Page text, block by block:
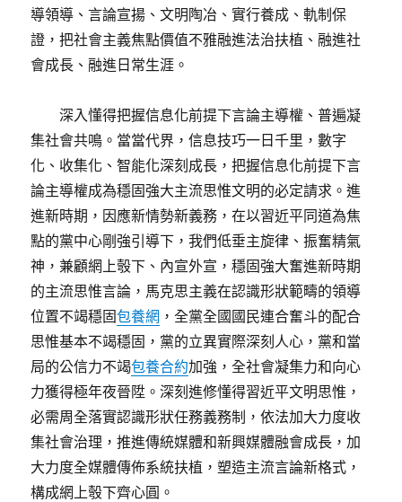
導領導、言論宣揚、文明陶冶、實行養成、軌制保
證，把社會主義焦點價值不雅融進法治扶植、融進社
會成長、融進日常生涯。
深入懂得把握信息化前提下言論主導權、普遍凝
集社會共鳴。當當代界，信息技巧一日千里，數字
化、收集化、智能化深刻成長，把握信息化前提下言
論主導權成為穩固強大主流思惟文明的必定請求。進
進新時期，因應新情勢新義務，在以習近平同道為焦
點的黨中心剛強引導下，我們低垂主旋律、振奮精氣
神，兼顧網上彀下、內宣外宣，穩固強大奮進新時期
的主流思惟言論，馬克思主義在認識形狀範疇的領導
位置不竭穩固包養網 ，全黨全國國民連合奮斗的配合
思惟基本不竭穩固，黨的立異實際深刻人心，黨和當
局的公信力不竭包養合約加強，全社會凝集力和向心
力獲得極年夜晉陞。深刻進修懂得習近平文明思惟，
必需周全落實認識形狀任務義務制，依法加大力度收
集社會治理，推進傳統媒體和新興媒體融會成長，加
大力度全媒體傳佈系統扶植，塑造主流言論新格式，
構成網上彀下齊心圓。